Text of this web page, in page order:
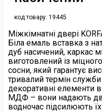
код товару: 19445
Міжкімнатні двері
Біла емаль вставка з
дуб насичений, каркас
виготовлений із
сосни, який гарантує
тривалий термін служби
декоративні елементи
МДФ – вони надають
водночас підсилюють